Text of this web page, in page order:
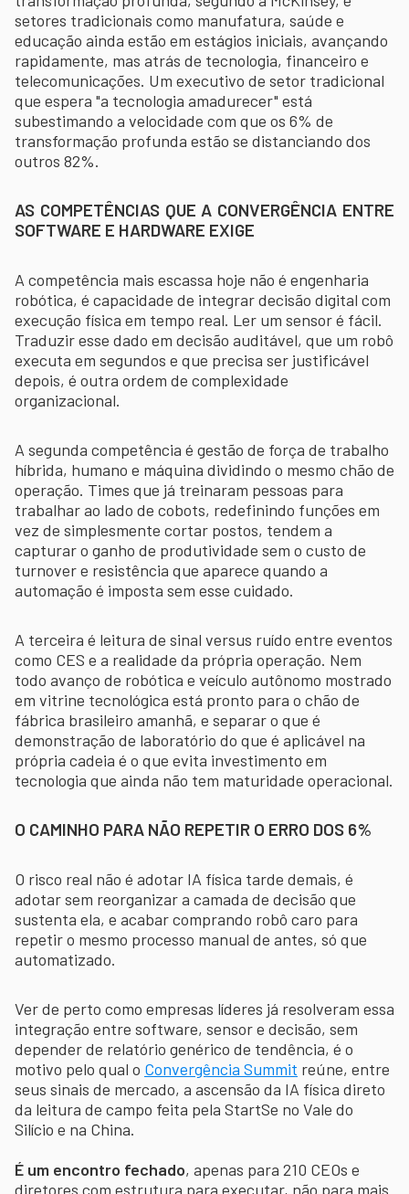
setores tradicionais como manufatura, saúde e
educação ainda estão em estágios iniciais, avançando
rapidamente, mas atrás de tecnologia, financeiro e
telecomunicações. Um executivo de setor tradicional
que espera "a tecnologia amadurecer" está
subestimando a velocidade com que os 6% de
transformação profunda estão se distanciando dos
outros 82%.
AS COMPETÊNCIAS QUE A CONVERGÊNCIA ENTRE
SOFTWARE E HARDWARE EXIGE
A competência mais escassa hoje não é engenharia
robótica, é capacidade de integrar decisão digital com
execução física em tempo real. Ler um sensor é fácil.
Traduzir esse dado em decisão auditável, que um robô
executa em segundos e que precisa ser justificável
depois, é outra ordem de complexidade
organizacional.
A segunda competência é gestão de força de trabalho
híbrida, humano e máquina dividindo o mesmo chão de
operação. Times que já treinaram pessoas para
trabalhar ao lado de cobots, redefinindo funções em
vez de simplesmente cortar postos, tendem a
capturar o ganho de produtividade sem o custo de
turnover e resistência que aparece quando a
automação é imposta sem esse cuidado.
A terceira é leitura de sinal versus ruído entre eventos
como CES e a realidade da própria operação. Nem
todo avanço de robótica e veículo autônomo mostrado
em vitrine tecnológica está pronto para o chão de
fábrica brasileiro amanhã, e separar o que é
demonstração de laboratório do que é aplicável na
própria cadeia é o que evita investimento em
tecnologia que ainda não tem maturidade operacional.
O CAMINHO PARA NÃO REPETIR O ERRO DOS 6%
O risco real não é adotar IA física tarde demais, é
adotar sem reorganizar a camada de decisão que
sustenta ela, e acabar comprando robô caro para
repetir o mesmo processo manual de antes, só que
automatizado.
Ver de perto como empresas líderes já resolveram essa
integração entre software, sensor e decisão, sem
depender de relatório genérico de tendência, é o
motivo pelo qual o Convergência Summit reúne, entre
seus sinais de mercado, a ascensão da IA física direto
da leitura de campo feita pela StartSe no Vale do
Silício e na China.
É um encontro fechado, apenas para 210 CEOs e
diretores com estrutura para executar, não para mais